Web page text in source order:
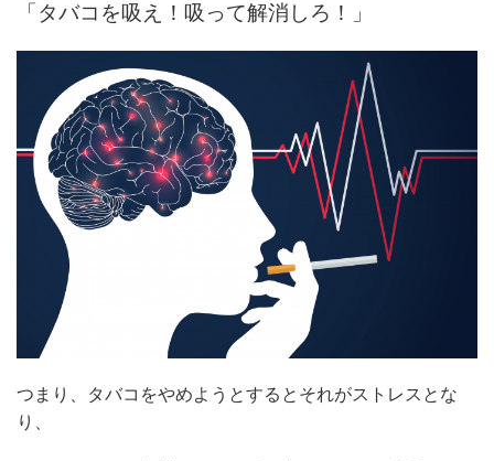
「タバコを吸え！吸って解消しろ！」
つまり、タバコをやめようとするとそれがストレスとな
り、